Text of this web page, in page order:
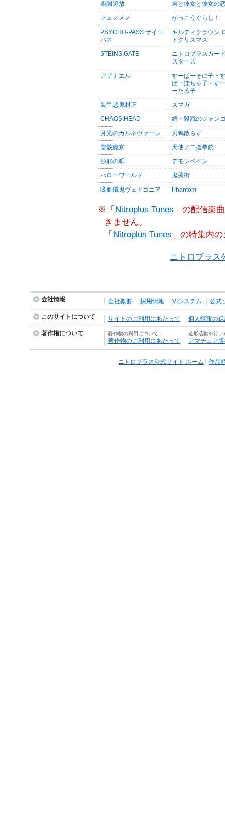
楽園追放 君と彼女と彼女の
フェノメノ がっこうぐらし！
PSYCHO-PASS サイコ
パス
ギルティクラウン
トクリスマス
STEINS;GATE
ニトロプラスカー
スターズ
アザナエル
すーぱーそに子・
ぱーぽちゃ子・す
ーたる子
装甲悪鬼村正 スマガ
CHAOS;HEAD 続・殺戮のジャン
月光のカルネヴァーレ 刃鳴散らす
塵骸魔京 天使ノ二挺拳銃
沙耶の唄 デモンベイン
ハローワールド 鬼哭街
吸血殲鬼ヴェドゴニア Phantom
※「 Nitroplus Tunes 」の配信楽
きません。
「 Nitroplus Tunes 」の特集内
ニトロプラス
会社情報 会社概要 採用情報 VIシステム 公式
このサイトについて サイトのご利用にあたって 個人情報の
著作権について 著作物の利用について
著作物のご利用にあたって
造形活動を行い
アマチュア
ニトロプラス公式サイト ホーム 作品